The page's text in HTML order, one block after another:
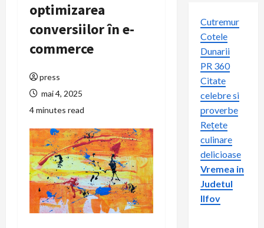
optimizarea
conversiilor în e-
commerce
press
mai 4, 2025
4 minutes read
Cutremur
Cotele
Dunarii
PR 360
Citate
celebre si
proverbe
Rețete
culinare
delicioase
Vremea in
Judetul
Ilfov